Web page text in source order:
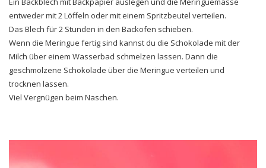
entweder mit 2 Löffeln oder mit einem Spritzbeutel verteilen.
Das Blech für 2 Stunden in den Backofen schieben.
Wenn die Meringue fertig sind kannst du die Schokolade mit der
Milch über einem Wasserbad schmelzen lassen. Dann die
geschmolzene Schokolade über die Meringue verteilen und
trocknen lassen.
Viel Vergnügen beim Naschen.